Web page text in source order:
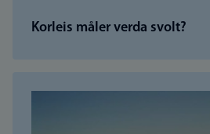
Korleis måler verda svolt?